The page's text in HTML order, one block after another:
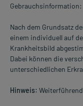
Gebrauchsinformation:
Nach dem Grundsatz
einem individuell auf
Krankheitsbild
Dabei können die
unterschiedlichen
Hinweis: